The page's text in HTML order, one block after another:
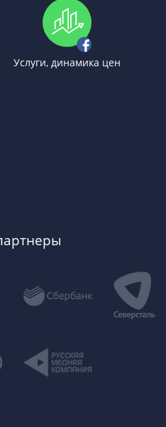
Услуги, динамика цен